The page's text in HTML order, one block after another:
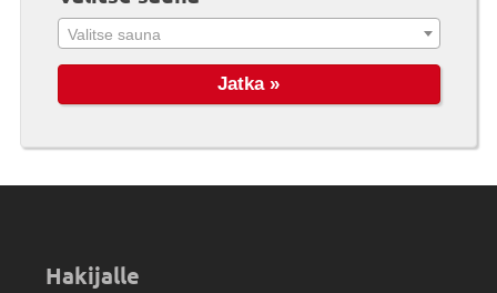
Valitse sauna
Hakijalle